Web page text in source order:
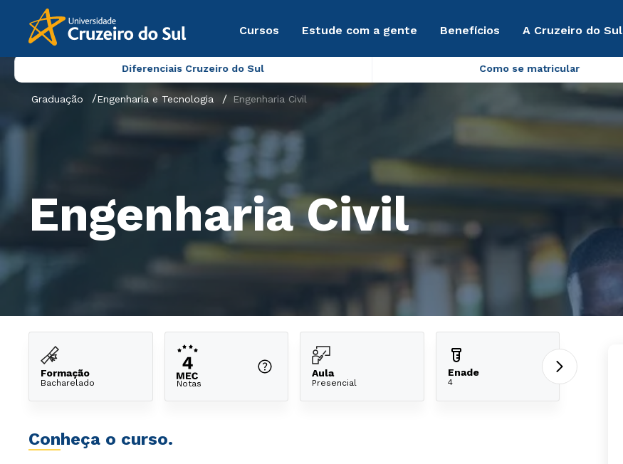
Cursos Estude com a gente Benefícios A Cruzeiro do Sul
Diferenciais Cruzeiro do Sul Como se matricular
Graduação Engenharia e Tecnologia Engenharia Civil
Engenharia Civil
Formação
Bacharelado Notas
Aula
Presencial
Enade
4
Conheça o curso.